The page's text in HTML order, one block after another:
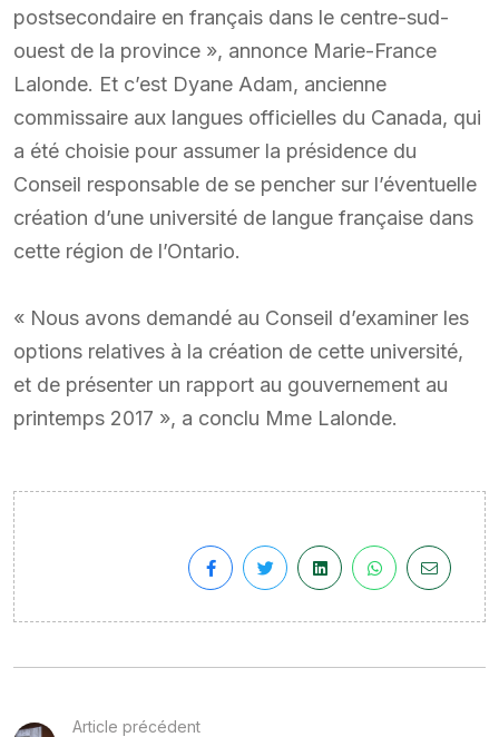
postsecondaire en français dans le centre-sud-
ouest de la province », annonce Marie-France
Lalonde. Et c’est Dyane Adam, ancienne
commissaire aux langues officielles du Canada, qui
a été choisie pour assumer la présidence du
Conseil responsable de se pencher sur l’éventuelle
création d’une université de langue française dans
cette région de l’Ontario.
« Nous avons demandé au Conseil d’examiner les
options relatives à la création de cette université,
et de présenter un rapport au gouvernement au
printemps 2017 », a conclu Mme Lalonde.
Article précédent